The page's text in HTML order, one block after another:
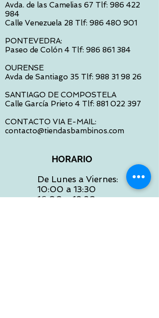
Avda. de las Camelias 67 Tlf: 986 422
984
Calle Venezuela 28 Tlf: 986 480 901
PONTEVEDRA:
Paseo de Colón 4 Tlf: 986 861 384
OURENSE
Avda de Santiago 35 Tlf: 988 31 98 26
SANTIAGO DE COMPOSTELA
Calle García Prieto 4 Tlf: 881 022 397
CONTACTO VIA E-MAIL:
contacto@tiendasbambinos.com
HORARIO
De Lunes a Viernes:
10:00 a 13:30
16:00 a 19:30